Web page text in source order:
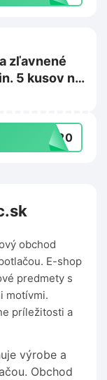
zľavnené
5 kusov na
RA20
obchod
E-shop
predmety s
motívmi.
príležitosti a
výrobe a
Obchod